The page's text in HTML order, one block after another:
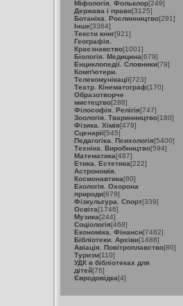
Міфологія. Фольклор[249]
Держава і право[3125]
Ботаніка. Рослинництво[291]
Інше[3364]
Тексти книг[921]
Географія.
Краєзнавство[1001]
Біологія. Медицина[679]
Енциклопедії. Словники[79]
Комп'ютери.
Телекомунікації[723]
Театр. Кінематограф[170]
Образотворче
мистецтво[288]
Філософія. Релігія[747]
Зоологія. Тваринництво[180]
Фізика. Хімія[479]
Сценарії[545]
Педагогіка. Психологія[5400]
Техніка. Виробництво[594]
Математика[487]
Етика. Естетика[222]
Астрономія.
Космонавтика[80]
Екологія. Охорона
природи[679]
Фізкультура. Спорт[339]
Освіта[1746]
Музика[244]
Соціологія[468]
Економіка. Фінанси[7482]
Бібліотеки. Архіви[1488]
Авіація. Повітроплавство[80]
Туризм[110]
УДК в бібліотеках для
дітей[76]
Євродовідка[4]